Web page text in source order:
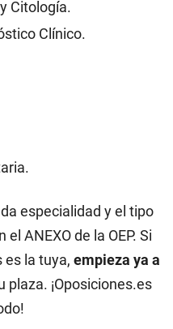
Citología.
Clínico.
especialidad y el tipo
ANEXO de la OEP. Si
es la tuya, empieza ya a
plaza. ¡Oposiciones.es